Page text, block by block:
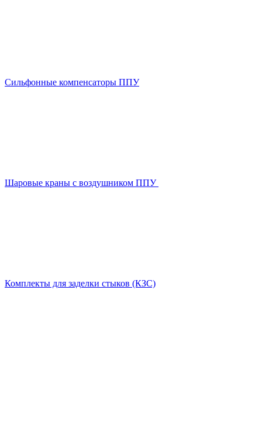
Сильфонные компенсаторы ППУ
Шаровые краны с воздушником ППУ
Комплекты для заделки стыков (КЗС)